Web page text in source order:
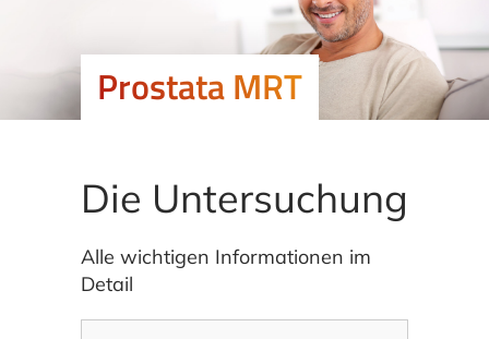
Prostata MRT
Die Untersuchung
Alle wichtigen Informationen im
Detail